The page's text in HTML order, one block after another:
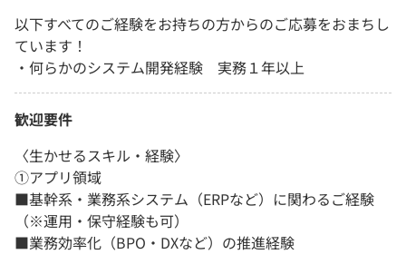
以下すべてのご経験をお持ちの方からのご応募をおまちし
ています！
・何らかのシステム開発経験 実務１年以上
歓迎要件
〈生かせるスキル・経験〉
①アプリ領域
■基幹系・業務系システム（ERPなど）に関わるご経験
（※運用・保守経験も可）
■業務効率化（BPO・DXなど）の推進経験